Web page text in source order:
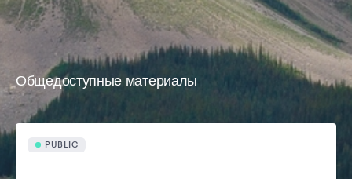
Общедоступные материалы
PUBLIC